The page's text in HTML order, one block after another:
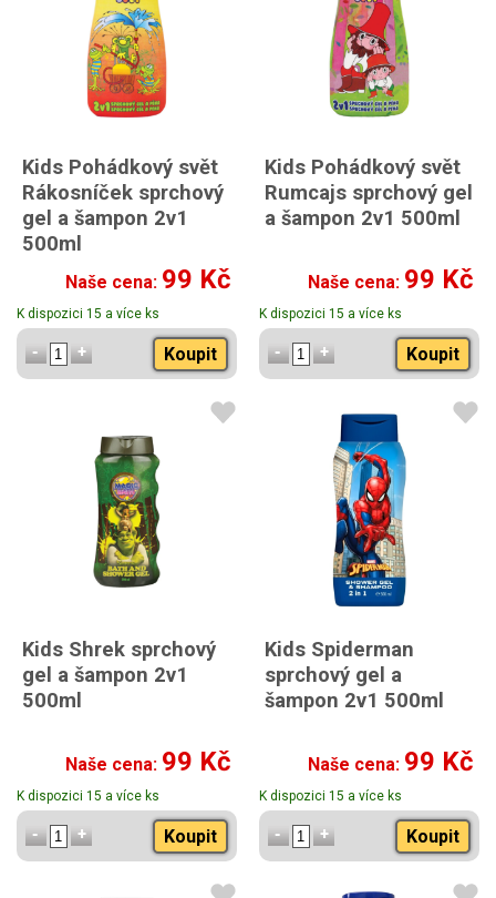
Kids Pohádkový svět
Rákosníček sprchový
gel a šampon 2v1
500ml
Naše cena: 99 Kč
K dispozici 15 a více ks
Koupit
Kids Pohádkový svět
Rumcajs sprchový gel
a šampon 2v1 500ml
Naše cena: 99 Kč
K dispozici 15 a více ks
Koupit
Kids Shrek sprchový
gel a šampon 2v1
500ml
Naše cena: 99 Kč
K dispozici 15 a více ks
Koupit
Kids Spiderman
sprchový gel a
šampon 2v1 500ml
Naše cena: 99 Kč
K dispozici 15 a více ks
Koupit